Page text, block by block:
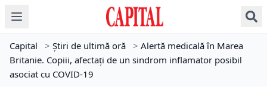
Capital > Știri de ultimă oră > Alertă medicală în Marea
Britanie. Copiii, afectaţi de un sindrom inflamator posibil
asociat cu COVID-19